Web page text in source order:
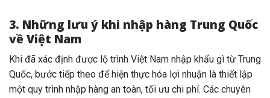
3. Những lưu ý khi nhập hàng Trung Quốc
về Việt Nam
Khi đã xác định được lộ trình Việt Nam nhập khẩu gì từ Trung
Quốc, bước tiếp theo để hiện thực hóa lợi nhuận là thiết lập
một quy trình nhập hàng an toàn, tối ưu chi phí. Các chuyên